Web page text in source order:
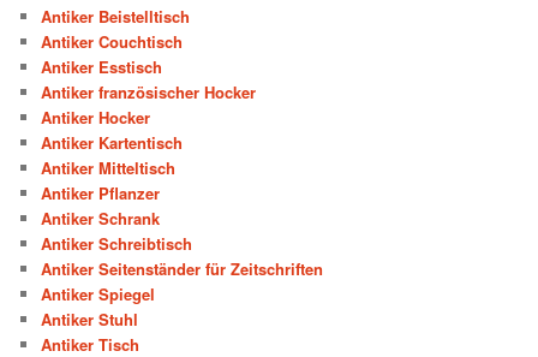
Antiker Beistelltisch
Antiker Couchtisch
Antiker Esstisch
Antiker französischer Hocker
Antiker Hocker
Antiker Kartentisch
Antiker Mitteltisch
Antiker Pflanzer
Antiker Schrank
Antiker Schreibtisch
Antiker Seitenständer für Zeitschriften
Antiker Spiegel
Antiker Stuhl
Antiker Tisch